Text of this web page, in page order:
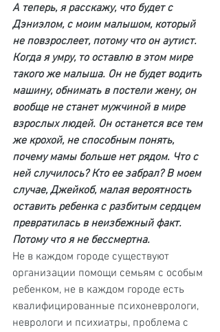
А теперь, я расскажу, что будет с
Дэниэлом, с моим малышом, который
не повзрослеет, потому что он аутист.
Когда я умру, то оставлю в этом мире
такого же малыша. Он не будет водить
машину, обнимать в постели жену, он
вообще не станет мужчиной в мире
взрослых людей. Он останется все тем
же крохой, не способным понять,
почему мамы больше нет рядом. Что с
ней случилось? Кто ее забрал? В моем
случае, Джейкоб, малая вероятность
оставить ребенка с разбитым сердцем
превратилась в неизбежный факт.
Потому что я не бессмертна.
Не в каждом городе существуют
организации помощи семьям с особым
ребенком, не в каждом городе есть
квалифицированные психоневрологи,
неврологи и психиатры, проблема с